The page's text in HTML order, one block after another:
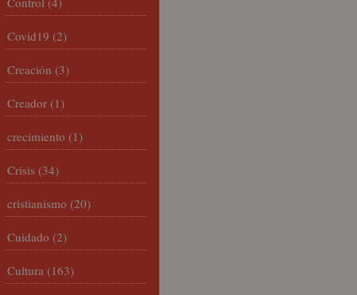
Covid19 (2)
Creación (3)
Creador (1)
crecimiento (1)
Crisis (34)
cristianismo (20)
Cuidado (2)
Cultura (163)